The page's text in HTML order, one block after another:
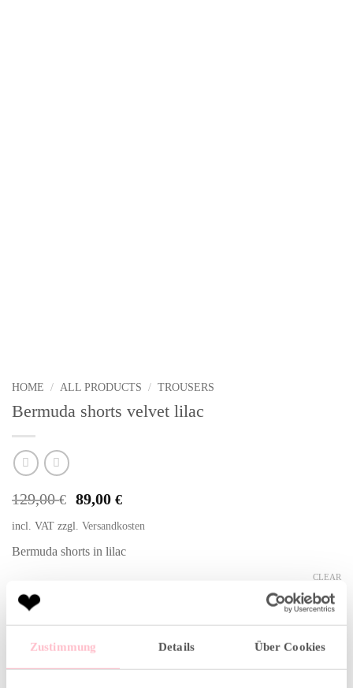
Zustimmung Details Über Cookies
HOME / ALL PRODUCTS / TROUSERS
Bermuda shorts velvet lilac
129,00€ Original
price
was:
129,00 €.
89,00 €Current
is:
89,00 €.
incl. VAT zzgl. Versandkosten
Bermuda shorts in lilac
Color
CLEAR